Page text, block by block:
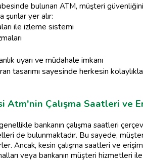
bulunan ATM, müşteri
şunlar yer alır:
ile izleme sistemi
uyarı ve müdahale imkanı
tasarımı sayesinde herkesin
Atm'nin Çalışma Saatleri ve
bankanın çalışma saatleri
de bulunmaktadır. Bu sayede,
Ancak, kesin çalışma saatleri ve
veya bankanın müşteri hizmetleri